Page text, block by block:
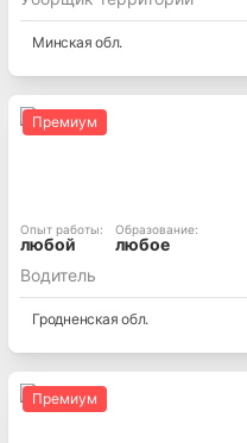
Минская обл.
Премиум
Опыт работы:
любой
Образование:
любое
Водитель
Гродненская обл.
Премиум